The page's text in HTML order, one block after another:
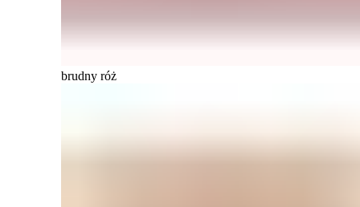
brudny róż